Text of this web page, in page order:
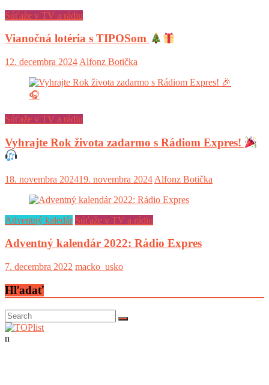
Súťaže v TV a rádiu
Vianočná lotéria s TIPOSom
12. decembra 2024 Alfonz Botička
Súťaže v TV a rádiu
Vyhrajte Rok života zadarmo s Rádiom Expres!
18. novembra 202419. novembra 2024 Alfonz Botička
Adventný kaledár Súťaže v TV a rádiu
Adventný kalendár 2022: Rádio Expres
7. decembra 2022 macko_usko
Hľadať
n